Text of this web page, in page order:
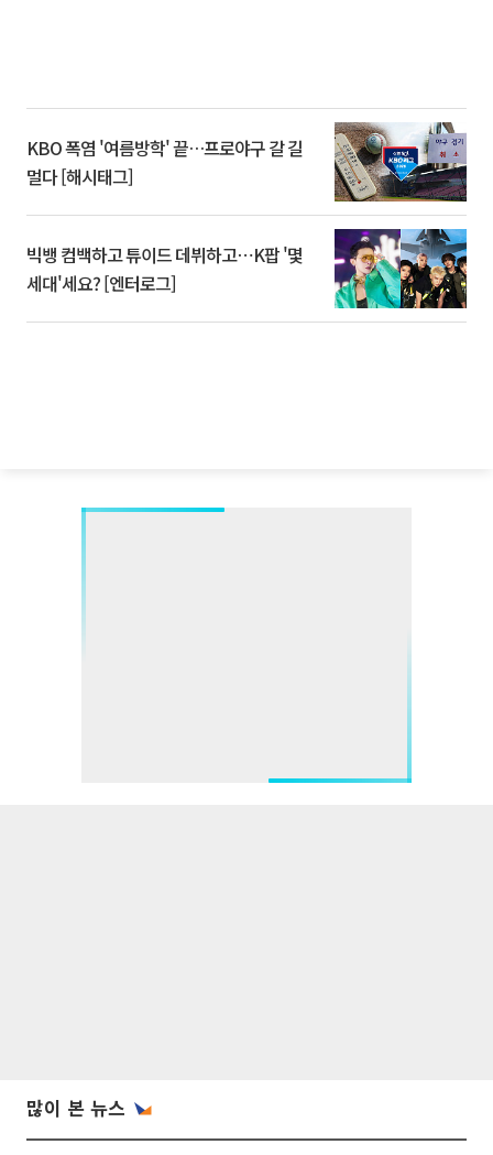
KBO 폭염 '여름방학' 끝…프로야구 갈 길
멀다 [해시태그]
빅뱅 컴백하고 튜이드 데뷔하고⋯K팝 '몇
세대'세요? [엔터로그]
많이 본 뉴스